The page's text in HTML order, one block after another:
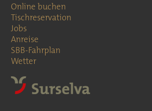
Online buchen
Tischreservation
Jobs
Anreise
SBB-Fahrplan
Wetter